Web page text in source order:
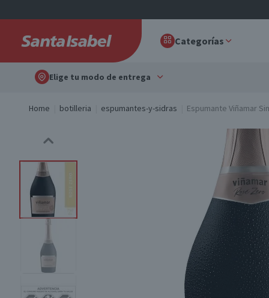
Categorías
Elige tu modo de entrega
Home botilleria espumantes-y-sidras Espumante Viñamar